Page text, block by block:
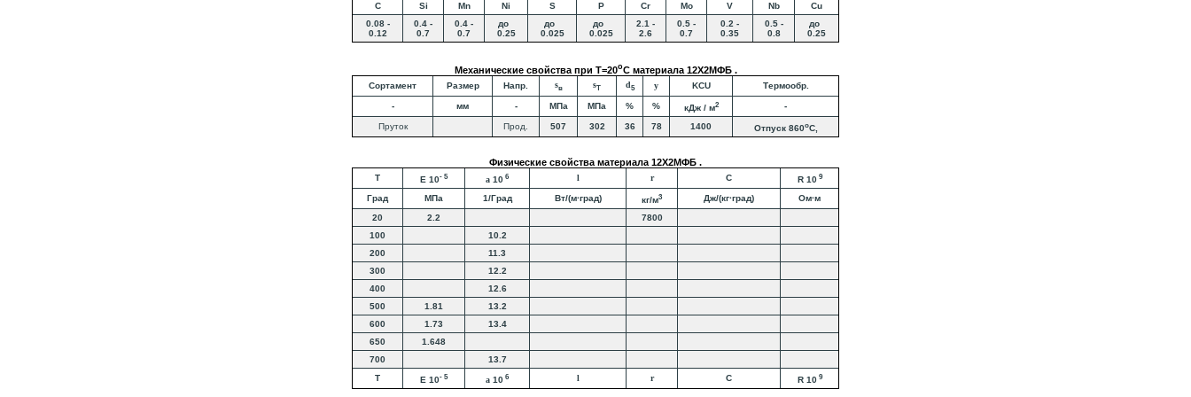
C Si Mn Ni S P Cr Mo V Nb
Cu
0.08 -
0.12
0.4 -
0.7
0.4 -
0.7
до
0.25
до
0.025
до
0.025
2.1 -
2.6
0.5 -
0.7
0.2 -
0.35
0.5 -
0.8
до
0.25
Механические свойства при Т=20oС материала 12Х2МФБ .
Сортамент Размер Напр. sв sT d5 y KCU Термообр.
- мм - МПа МПа % % кДж / м2 -
Пруток Прод. 507 302 36 78 1400 Отпуск 860oC,
Физические свойства материала 12Х2МФБ .
T E 10- 5 a 10 6 l r C R 10 9
Град МПа 1/Град Вт/(м·град) кг/м3 Дж/(кг·град)
Ом·м
20
2.2
7800
100
10.2
200
11.3
300
12.2
400
12.6
500
1.81
13.2
600
1.73
13.4
650
1.648
700
13.7
T
E 10- 5 a 10 6 l r C R 10 9